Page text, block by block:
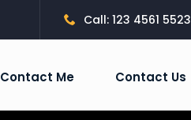
Call: 123 4561 5523
Contact Me Contact Us